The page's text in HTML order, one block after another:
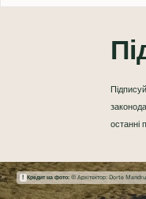
останні
Кредит на фото:© Архітектор: Dorte